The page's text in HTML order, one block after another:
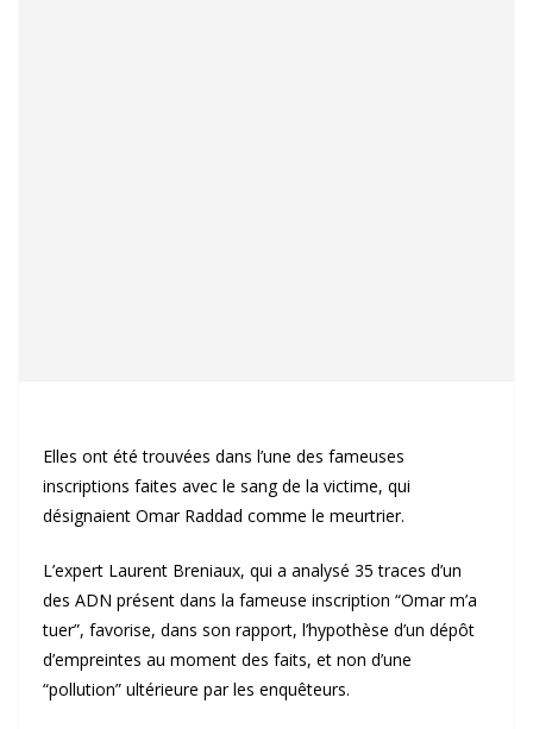
Elles ont été trouvées dans l’une des fameuses
inscriptions faites avec le sang de la victime, qui
désignaient Omar Raddad comme le meurtrier.
L’expert Laurent Breniaux, qui a analysé 35 traces d’un
des ADN présent dans la fameuse inscription “Omar m’a
tuer”, favorise, dans son rapport, l’hypothèse d’un dépôt
d’empreintes au moment des faits, et non d’une
“pollution” ultérieure par les enquêteurs.